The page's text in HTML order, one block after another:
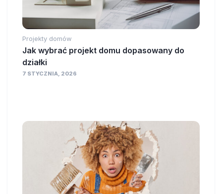
Projekty domów
Jak wybrać projekt domu dopasowany do
działki
7 STYCZNIA, 2026